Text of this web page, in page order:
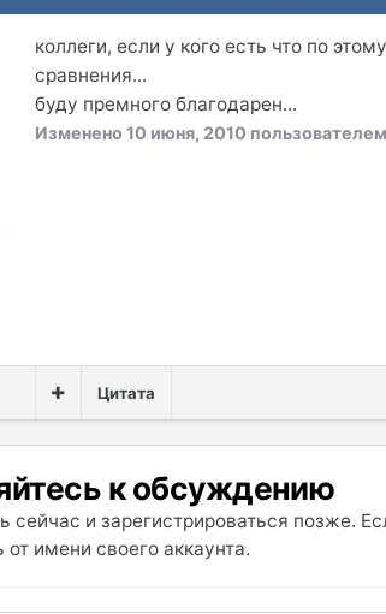
коллеги, если у кого есть что по
сравнения...
буду премного благодарен...
Изменено10 июня, 2010
Цитата
к обсуждению
и зарегистрироваться позже.
от имени своего аккаунта.